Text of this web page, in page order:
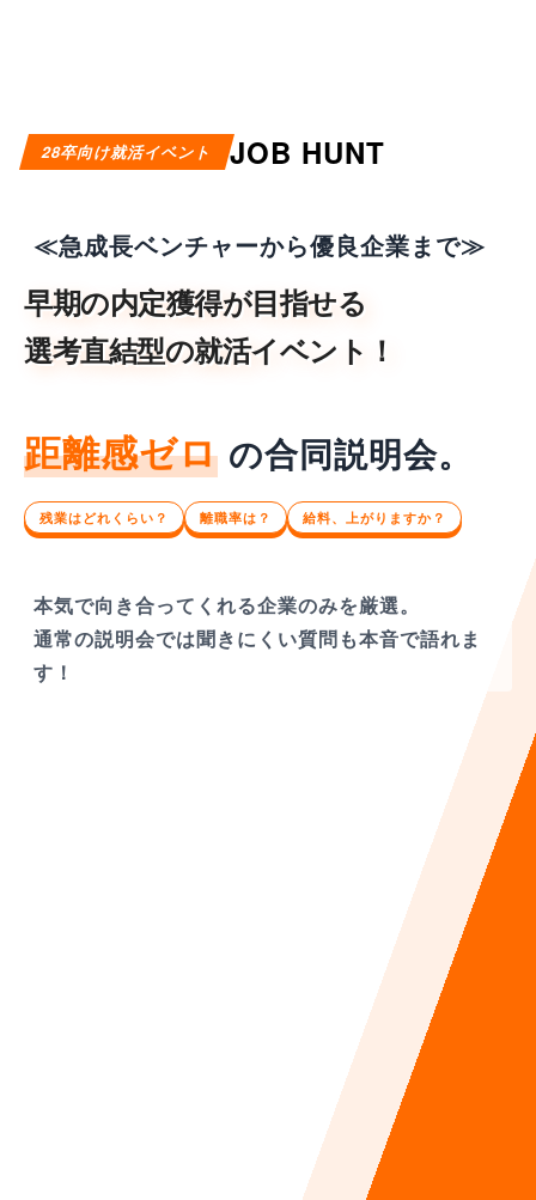
28卒向け就活イベント JOB HUNT
≪急成長ベンチャーから優良企業まで≫
早期の内定獲得が目指せる
選考直結型の就活イベント！
距離感ゼロ の合同説明会。
残業はどれくらい？ 離職率は？ 給料、上がりますか？
本気で向き合ってくれる企業のみを厳選。
通常の説明会では聞きにくい質問も本音で語れま
す！